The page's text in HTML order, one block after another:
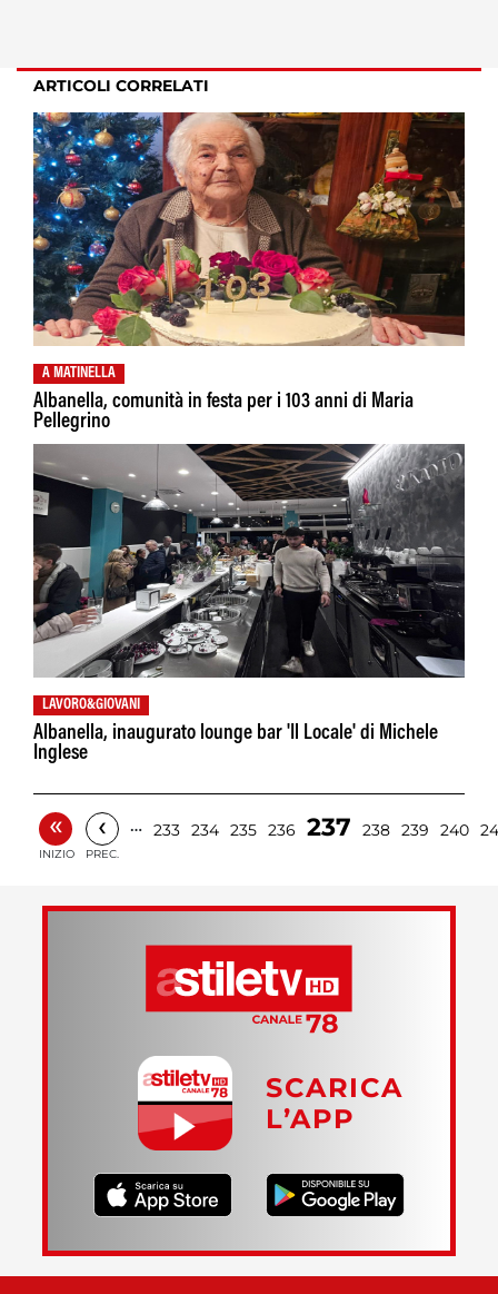
ARTICOLI CORRELATI
A MATINELLA
Albanella, comunità in festa per i 103 anni di Maria
Pellegrino
LAVORO&GIOVANI
Albanella, inaugurato lounge bar 'Il Locale' di Michele
Inglese
«
INIZIO
‹
PREC.
… 233 234 235 236 237 238 239 240
SCARICA
L’APP